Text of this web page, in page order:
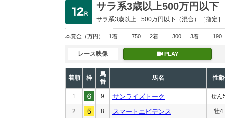
サラ系3歳以上500万円以下
サラ系3歳以上 500万円以下 （混合）［指定］
本賞金 （万円） 1着 750 2着 300 3着 190
レース映像 PLAY
着順 枠
馬
番
馬名 性齢
1 9 サンライズトーク せん
2 8 スマートエビデンス 牡4